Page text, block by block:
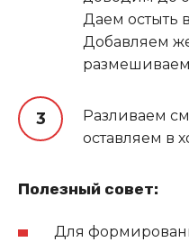
Даем остыть
Добавляем
Разливаем
оставляем в
Полезный совет:
Для